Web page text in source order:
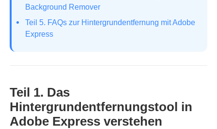
Background Remover
Teil 5. FAQs zur Hintergrundentfernung mit Adobe
Express
Teil 1. Das
Hintergrundentfernungstool in
Adobe Express verstehen